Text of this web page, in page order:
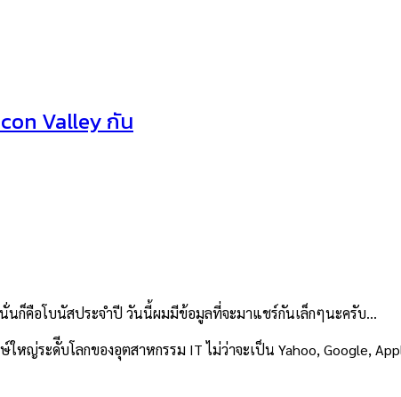
Valley กัน
นก็คือโบนัสประจำปี วันนี้ผมมีข้อมูลที่จะมาแชร์กันเล็กๆนะครับ…
หญ่ระดัีบโลกของอุตสาหกรรม IT ไม่ว่าจะเป็น Yahoo, Google,